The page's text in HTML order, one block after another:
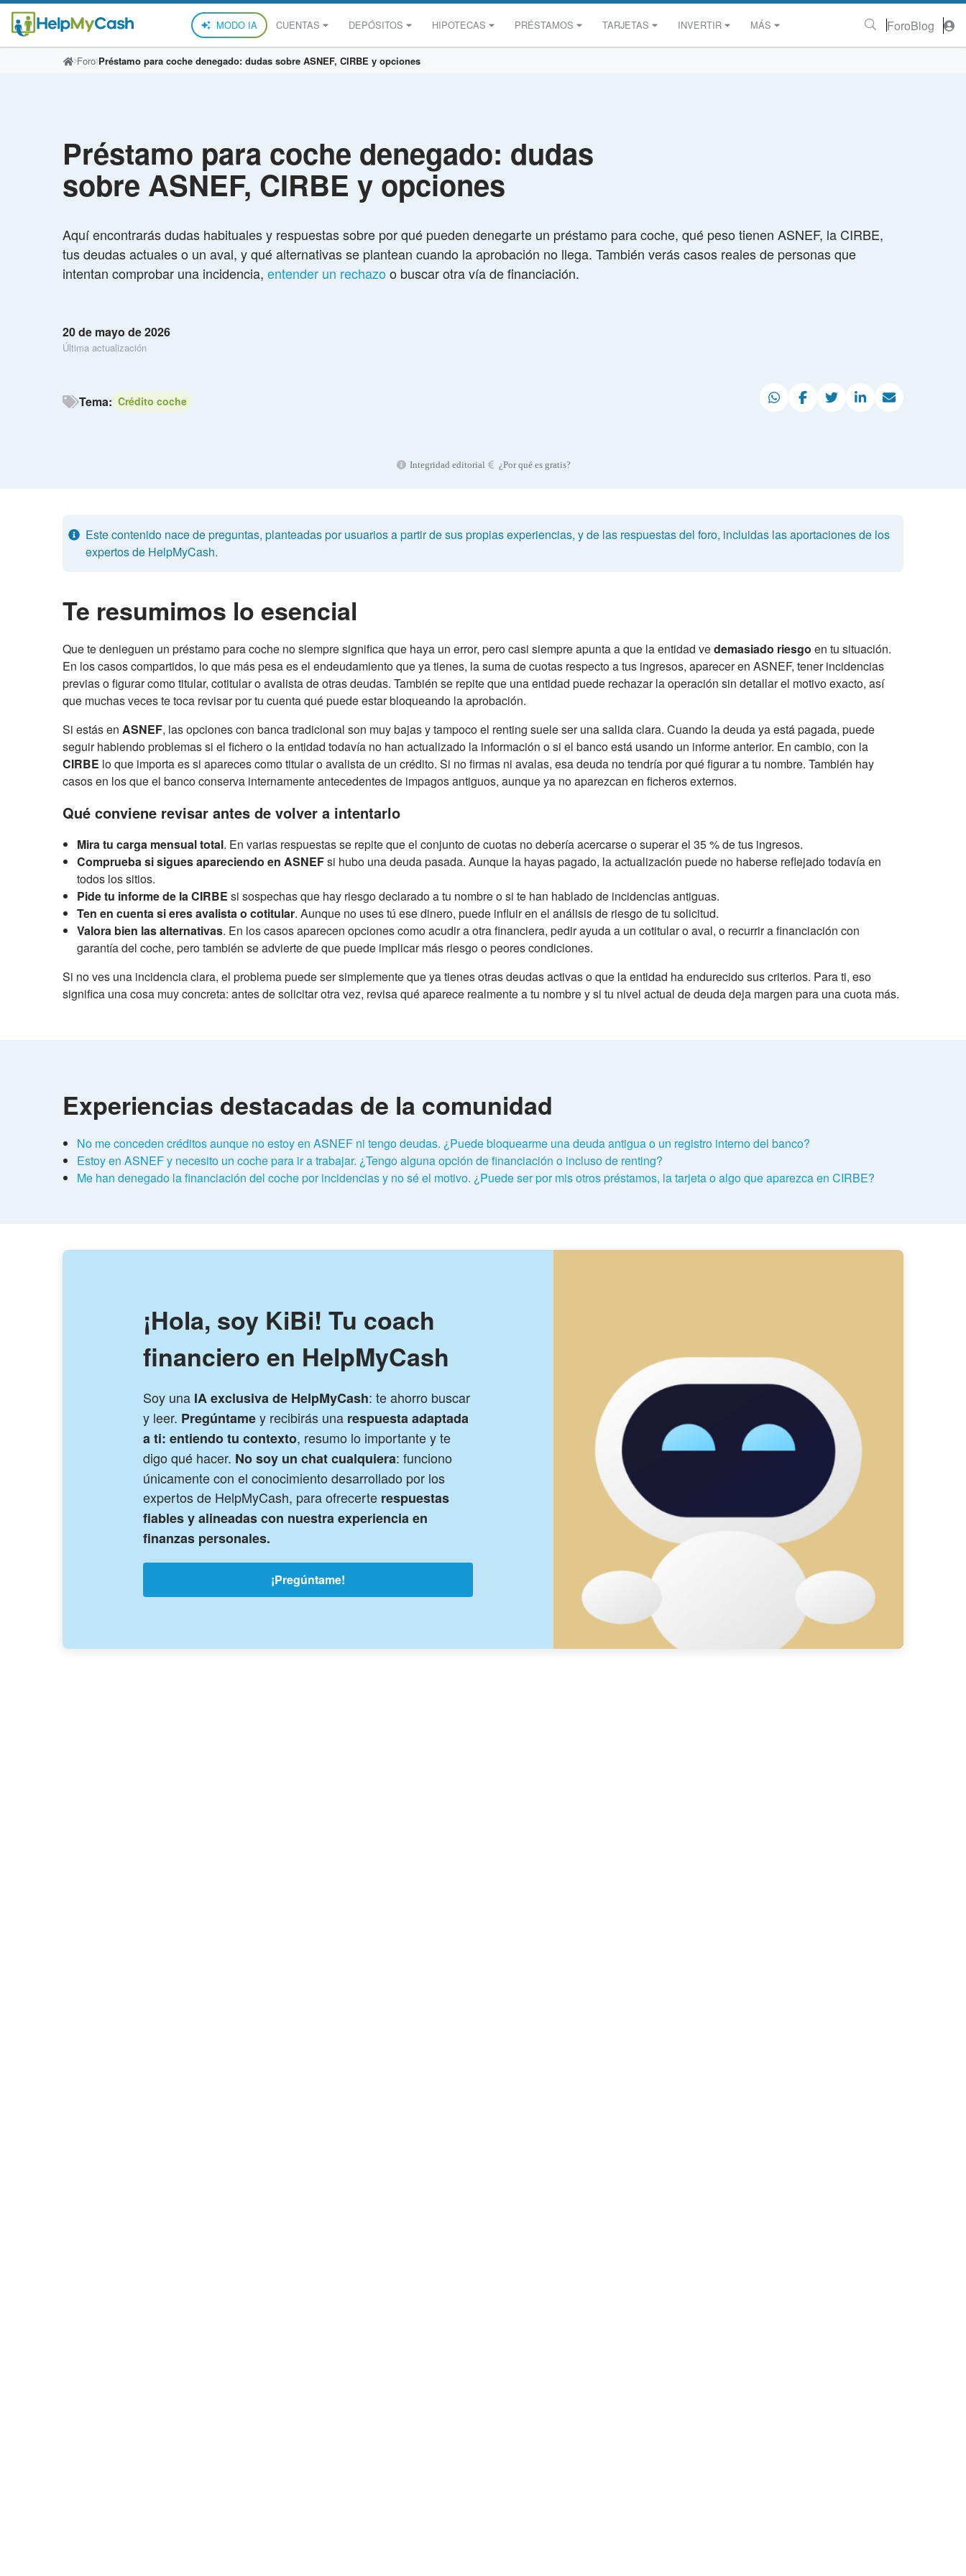
MODO IA CUENTAS DEPÓSITOS HIPOTECAS PRÉSTAMOS TARJETAS INVERTIR MÁS ForoBlog
Foro Préstamo para coche denegado: dudas sobre ASNEF, CIRBE y opciones
Préstamo para coche denegado: dudas
sobre ASNEF, CIRBE y opciones
Aquí encontrarás dudas habituales y respuestas sobre por qué pueden denegarte un préstamo para coche, qué peso tienen ASNEF, la CIRBE,
tus deudas actuales o un aval, y qué alternativas se plantean cuando la aprobación no llega. También verás casos reales de personas que
intentan comprobar una incidencia, entender un rechazoo buscar otra vía de financiación.
20 de mayo de 2026
Última actualización
Tema: Crédito coche
Integridad editorial ¿Por qué es gratis?
Este contenido nace de preguntas, planteadas por usuarios a partir de sus propias experiencias, y de las respuestas del foro, incluidas las aportaciones de los
expertos de HelpMyCash.
Te resumimos lo esencial
Que te denieguen un préstamo para coche no siempre significa que haya un error, pero casi siempre apunta a que la entidad vedemasiado riesgo en tu situación.
En los casos compartidos, lo que más pesa es el endeudamiento que ya tienes, la suma de cuotas respecto a tus ingresos, aparecer en ASNEF, tener incidencias
previas o figurar como titular, cotitular o avalista de otras deudas. También se repite que una entidad puede rechazar la operación sin detallar el motivo exacto, así
que muchas veces te toca revisar por tu cuenta qué puede estar bloqueando la aprobación.
Si estás en ASNEF, las opciones con banca tradicional son muy bajas y tampoco el renting suele ser una salida clara. Cuando la deuda ya está pagada, puede
seguir habiendo problemas si el fichero o la entidad todavía no han actualizado la información o si el banco está usando un informe anterior. En cambio, con la
CIRBE lo que importa es si apareces como titular o avalista de un crédito. Si no firmas ni avalas, esa deuda no tendría por qué figurar a tu nombre. También hay
casos en los que el banco conserva internamente antecedentes de impagos antiguos, aunque ya no aparezcan en ficheros externos.
Qué conviene revisar antes de volver a intentarlo
Mira tu carga mensual total. En varias respuestas se repite que el conjunto de cuotas no debería acercarse o superar el 35 % de tus ingresos.
Comprueba si sigues apareciendo en ASNEFsi hubo una deuda pasada. Aunque la hayas pagado, la actualización puede no haberse reflejado todavía en
todos los sitios.
Pide tu informe de la CIRBE si sospechas que hay riesgo declarado a tu nombre o si te han hablado de incidencias antiguas.
Ten en cuenta si eres avalista o cotitular. Aunque no uses tú ese dinero, puede influir en el análisis de riesgo de tu solicitud.
Valora bien las alternativas. En los casos aparecen opciones como acudir a otra financiera, pedir ayuda a un cotitular o aval, o recurrir a financiación con
garantía del coche, pero también se advierte de que puede implicar más riesgo o peores condiciones.
Si no ves una incidencia clara, el problema puede ser simplemente que ya tienes otras deudas activas o que la entidad ha endurecido sus criterios. Para ti, eso
significa una cosa muy concreta: antes de solicitar otra vez, revisa qué aparece realmente a tu nombre y si tu nivel actual de deuda deja margen para una cuota más.
Experiencias destacadas de la comunidad
No me conceden créditos aunque no estoy en ASNEF ni tengo deudas. ¿Puede bloquearme una deuda antigua o un registro interno del banco?
Estoy en ASNEF y necesito un coche para ir a trabajar. ¿Tengo alguna opción de financiación o incluso de renting?
Me han denegado la financiación del coche por incidencias y no sé el motivo. ¿Puede ser por mis otros préstamos, la tarjeta o algo que aparezca en CIRBE?
¡Hola, soy KiBi! Tu coach
financiero en HelpMyCash
Soy una IA exclusiva de HelpMyCash: te ahorro buscar
y leer. Pregúntamey recibirás una respuesta adaptada
a ti: entiendo tu contexto, resumo lo importante y te
digo qué hacer. No soy un chat cualquiera: funciono
únicamente con el conocimiento desarrollado por los
expertos de HelpMyCash, para ofrecerte respuestas
fiables y alineadas con nuestra experiencia en
finanzas personales.
¡Pregúntame!